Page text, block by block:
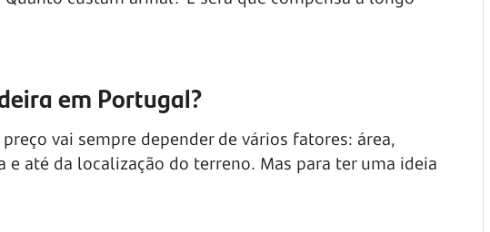
em Portugal?
vai sempre depender de vários fatores: área,
até da localização do terreno. Mas para ter uma ideia